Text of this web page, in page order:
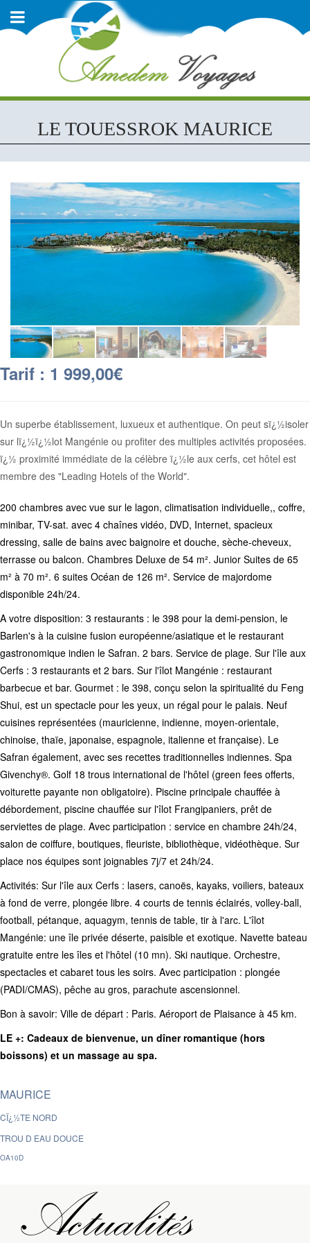
LE TOUESSROK MAURICE
Tarif : 1 999,00€
Un superbe établissement, luxueux et authentique. On peut sï¿½isoler
sur lï¿½ï¿½lot Mangénie ou profiter des multiples activités proposées.
ï¿½ proximité immédiate de la célèbre ï¿½le aux cerfs, cet hôtel est
membre des "Leading Hotels of the World".
200 chambres avec vue sur le lagon, climatisation individuelle,, coffre,
minibar, TV-sat. avec 4 chaînes vidéo, DVD, Internet, spacieux
dressing, salle de bains avec baignoire et douche, sèche-cheveux,
terrasse ou balcon. Chambres Deluxe de 54 m². Junior Suites de 65
m² à 70 m². 6 suites Océan de 126 m². Service de majordome
disponible 24h/24.
A votre disposition: 3 restaurants : le 398 pour la demi-pension, le
Barlen's à la cuisine fusion européenne/asiatique et le restaurant
gastronomique indien le Safran. 2 bars. Service de plage. Sur l'île aux
Cerfs : 3 restaurants et 2 bars. Sur l'îlot Mangénie : restaurant
barbecue et bar. Gourmet : le 398, conçu selon la spiritualité du Feng
Shui, est un spectacle pour les yeux, un régal pour le palais. Neuf
cuisines représentées (mauricienne, indienne, moyen-orientale,
chinoise, thaïe, japonaise, espagnole, italienne et française). Le
Safran également, avec ses recettes traditionnelles indiennes. Spa
Givenchy®. Golf 18 trous international de l'hôtel (green fees offerts,
voiturette payante non obligatoire). Piscine principale chauffée à
débordement, piscine chauffée sur l'îlot Frangipaniers, prêt de
serviettes de plage. Avec participation : service en chambre 24h/24,
salon de coiffure, boutiques, fleuriste, bibliothèque, vidéothèque. Sur
place nos équipes sont joignables 7j/7 et 24h/24.
Activités: Sur l'île aux Cerfs : lasers, canoës, kayaks, voiliers, bateaux
à fond de verre, plongée libre. 4 courts de tennis éclairés, volley-ball,
football, pétanque, aquagym, tennis de table, tir à l'arc. L'îlot
Mangénie: une île privée déserte, paisible et exotique. Navette bateau
gratuite entre les îles et l'hôtel (10 mn). Ski nautique. Orchestre,
spectacles et cabaret tous les soirs. Avec participation : plongée
(PADI/CMAS), pêche au gros, parachute ascensionnel.
Bon à savoir: Ville de départ : Paris. Aéroport de Plaisance à 45 km.
LE +: Cadeaux de bienvenue, un dîner romantique (hors
boissons) et un massage au spa.
MAURICE
CÏ¿½TE NORD
TROU D EAU DOUCE
OA10D